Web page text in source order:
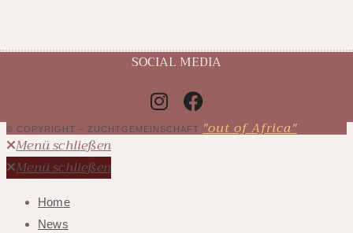
SOCIAL MEDIA
© COPYRIGHT – ZUCHTGEMEINSCHAFT "out of Africa"
Menü schließen
Menü schließen
Home
News